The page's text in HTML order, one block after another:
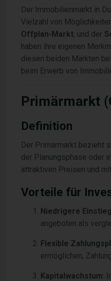
Der Immobilienmarkt in
Vielzahl von
Offplan-Markt, und der
haben ihre eigenen
diesen beiden Märkten
beim Erwerb von
Primärmarkt
Definition
Der Primärmarkt bezieht
der Planungsphase oder
attraktiven Preisen und
Vorteile für
Niedrigere
angeboten als
Flexible
ermöglichen,
Kapitalwachstum: